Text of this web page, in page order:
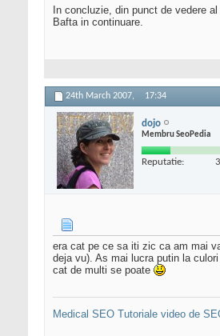
In concluzie, din punct de vedere
Bafta in continuare.
24th March 2007, 17:34
dojo
Membru SeoPedia
Reputatie:
era cat pe ce sa iti zic ca am mai
deja vu). As mai lucra putin la
cat de multi se poate
Medical SEO Tutoriale video de